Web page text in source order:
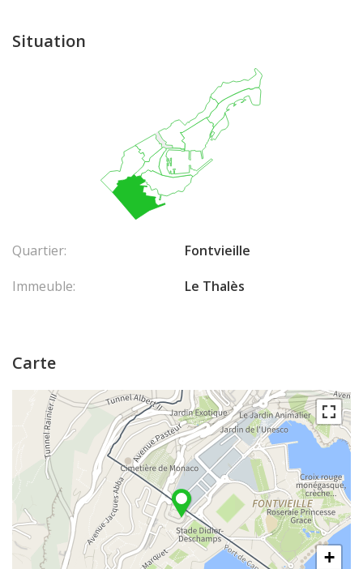
Situation
Quartier:
Fontvieille
Immeuble:
Le Thalès
Carte
+